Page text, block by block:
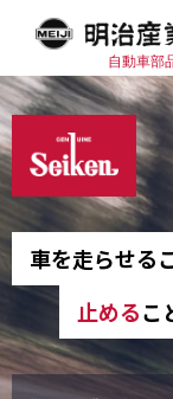
自動車部
車を走らせる
止めるこ